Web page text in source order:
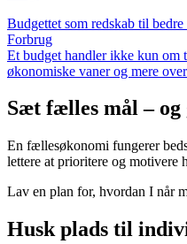
Budgettet som redskab til
Forbrug
Et budget handler ikke kun om
økonomiske vaner og mere
Sæt fælles mål –
En fællesøkonomi fungerer
lettere at prioritere og motivere
Lav en plan for, hvordan I når
Husk plads til